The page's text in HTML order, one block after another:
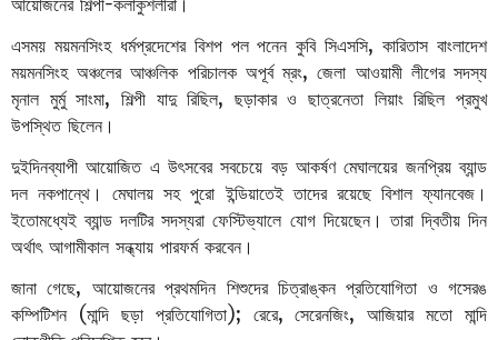
এসময় ময়মনসিংহ ধর্মপ্রদেশের বিশপ পল পনেন কুবি সিএসসি, কারিতাস বাংলাদেশ
ময়মনসিংহ অঞ্চলের আঞ্চলিক পরিচালক অপূর্ব ম্রং, জেলা আওয়ামী লীগের সদস্য
মৃনাল মুর্মু সাংমা, শিল্পী যাদু রিছিল, ছড়াকার ও ছাত্রনেতা লিয়াং রিছিল প্রমুখ
উপস্থিত ছিলেন।
দুইদিনব্যাপী আয়োজিত এ উৎসবের সবচেয়ে বড় আকর্ষণ মেঘালয়ের জনপ্রিয় ব্যান্ড
দল নকপান্থে। মেঘালয় সহ পুরো ইন্ডিয়াতেই তাদের রয়েছে বিশাল ফ্যানবেজ।
ইতোমধ্যেই ব্যান্ড দলটির সদস্যরা ফেস্টিভ্যালে যোগ দিয়েছেন। তারা দ্বিতীয় দিন
অর্থাৎ আগামীকাল সন্ধ্যায় পারফর্ম করবেন।
জানা গেছে, আয়োজনের প্রথমদিন শিশুদের চিত্রাঙ্কন প্রতিযোগিতা ও গসেরঙ
কম্পিটিশন (মান্দি ছড়া প্রতিযোগিতা); রেরে, সেরেনজিং, আজিয়ার মতো মান্দি